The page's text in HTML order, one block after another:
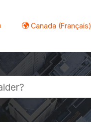
Canada (Français)